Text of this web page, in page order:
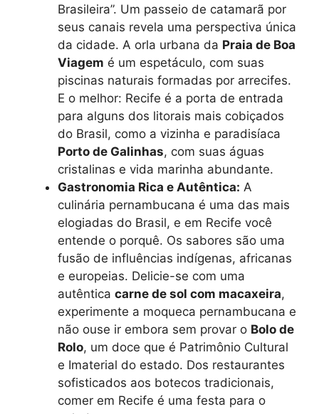
Brasileira”. Um passeio de catamarã por
seus canais revela uma perspectiva única
da cidade. A orla urbana da Praia de Boa
Viagem é um espetáculo, com suas
piscinas naturais formadas por arrecifes.
E o melhor: Recife é a porta de entrada
para alguns dos litorais mais cobiçados
do Brasil, como a vizinha e paradisíaca
Porto de Galinhas, com suas águas
cristalinas e vida marinha abundante.
Gastronomia Rica e Autêntica: A
culinária pernambucana é uma das mais
elogiadas do Brasil, e em Recife você
entende o porquê. Os sabores são uma
fusão de influências indígenas, africanas
e europeias. Delicie-se com uma
autêntica carne de sol com macaxeira,
experimente a moqueca pernambucana e
não ouse ir embora sem provar o Bolo de
Rolo, um doce que é Patrimônio Cultural
e Imaterial do estado. Dos restaurantes
sofisticados aos botecos tradicionais,
comer em Recife é uma festa para o